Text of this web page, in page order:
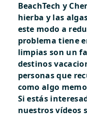
BeachTech y
hierba y las
este modo a
problema tiene
limpias son un
destinos
personas que
como algo
Si estás
nuestros vídeos